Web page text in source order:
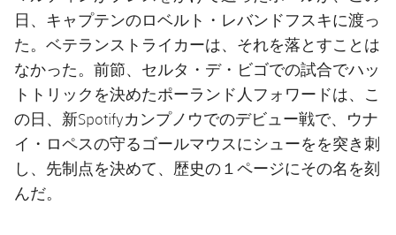
日、キャプテンのロベルト・レバンドフスキに渡っ
た。ベテランストライカーは、それを落とすことは
なかった。前節、セルタ・デ・ビゴでの試合でハッ
トトリックを決めたポーランド人フォワードは、こ
の日、新Spotifyカンプノウでのデビュー戦で、ウナ
イ・ロペスの守るゴールマウスにシューをを突き刺
し、先制点を決めて、歴史の１ページにその名を刻
んだ。